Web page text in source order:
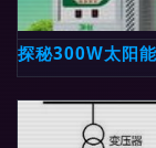
探秘300W太阳